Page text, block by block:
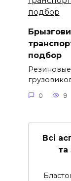
подбор
0 9
Всі
та